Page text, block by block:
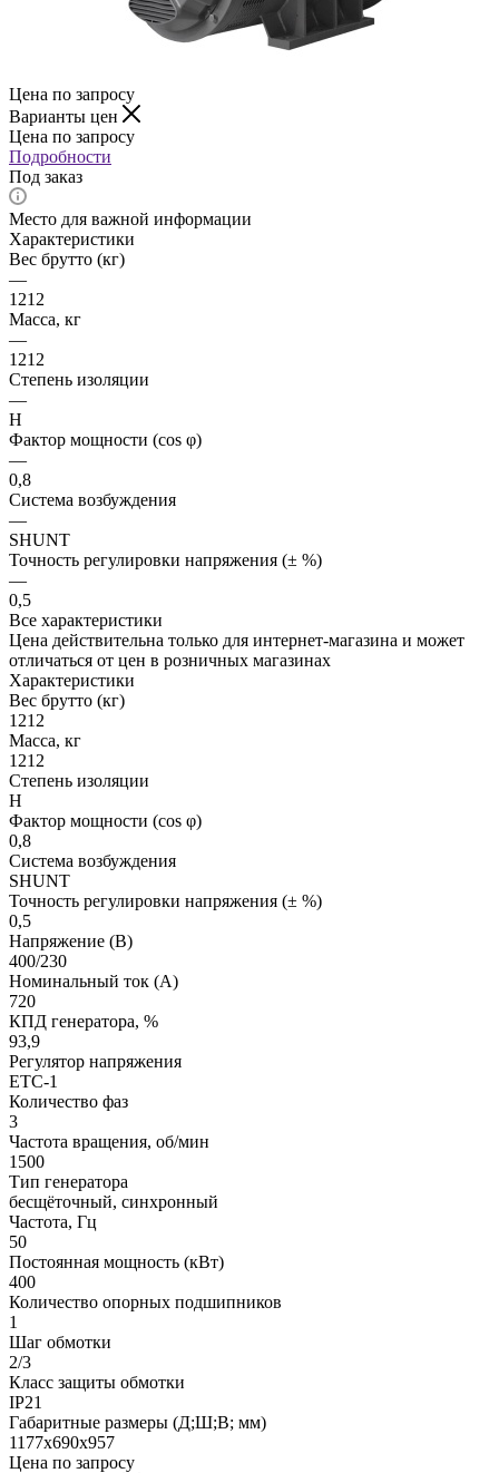
Цена по запросу
Варианты цен
Цена по запросу
Подробности
Под заказ
Место для важной информации
Характеристики
Вес брутто (кг)
—
1212
Масса, кг
—
1212
Степень изоляции
—
H
Фактор мощности (cos φ)
—
0,8
Система возбуждения
—
SHUNT
Точность регулировки напряжения (± %)
—
0,5
Все характеристики
Цена действительна только для интернет-магазина и может
отличаться от цен в розничных магазинах
Характеристики
Вес брутто (кг)
1212
Масса, кг
1212
Степень изоляции
H
Фактор мощности (cos φ)
0,8
Система возбуждения
SHUNT
Точность регулировки напряжения (± %)
0,5
Напряжение (В)
400/230
Номинальный ток (А)
720
КПД генератора, %
93,9
Регулятор напряжения
ЕТС-1
Количество фаз
3
Частота вращения, об/мин
1500
Тип генератора
бесщёточный, синхронный
Частота, Гц
50
Постоянная мощность (кВт)
400
Количество опорных подшипников
1
Шаг обмотки
2/3
Класс защиты обмотки
IP21
Габаритные размеры (Д;Ш;В; мм)
1177х690х957
Цена по запросу